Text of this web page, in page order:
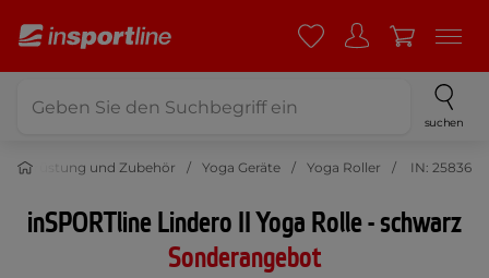
suchen
und Zubehör Yoga Geräte Yoga Roller IN: 25836
inSPORTline Lindero II Yoga Rolle - schwarz
Sonderangebot